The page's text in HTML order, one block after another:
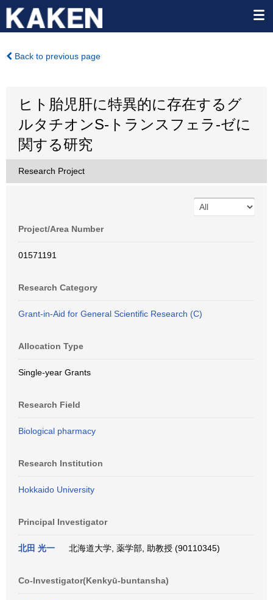
Back to previous page
ヒト胎児肝に特異的に存在するグ
ルタチオンS-トランスフェラ-ゼに
関する研究
Research Project
Project/Area Number
01571191
Research Category
Grant-in-Aid for General Scientific Research (C)
Allocation Type
Single-year Grants
Research Field
Biological pharmacy
Research Institution
Hokkaido University
Principal Investigator
北田 光一 北海道大学, 薬学部, 助教授 (90110345)
Co-Investigator(Kenkyū-buntansha)